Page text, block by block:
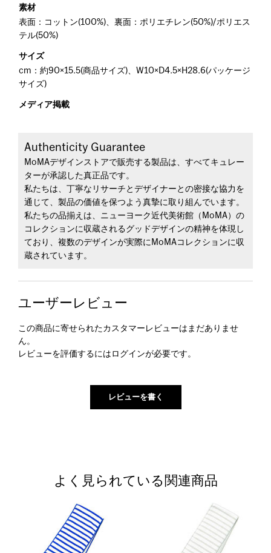
素材
表面：コットン(100%)、裏面：ポリエチレン(50%)/ポリエス
テル(50%)
サイズ
cm：約90×15.5(商品サイズ)、W10×D4.5×H28.6(パッケージ
サイズ)
メディア掲載
Authenticity Guarantee
MoMAデザインストアで販売する製品は、すべてキュレー
ターが承認した真正品です。
私たちは、丁寧なリサーチとデザイナーとの密接な協力を
通じて、製品の価値を保つよう真摯に取り組んでいます。
私たちの品揃えは、ニューヨーク近代美術館（MoMA）の
コレクションに収蔵されるグッドデザインの精神を体現し
ており、複数のデザインが実際にMoMAコレクションに収
蔵されています。
ユーザーレビュー
この商品に寄せられたカスタマーレビューはまだありませ
ん。
レビューを評価するには ログインが必要です。
よく見られている関連商品